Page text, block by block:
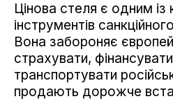
Цінова стеля є одним
інструментів
Вона забороняє
страхувати,
транспортувати
продають дорожче